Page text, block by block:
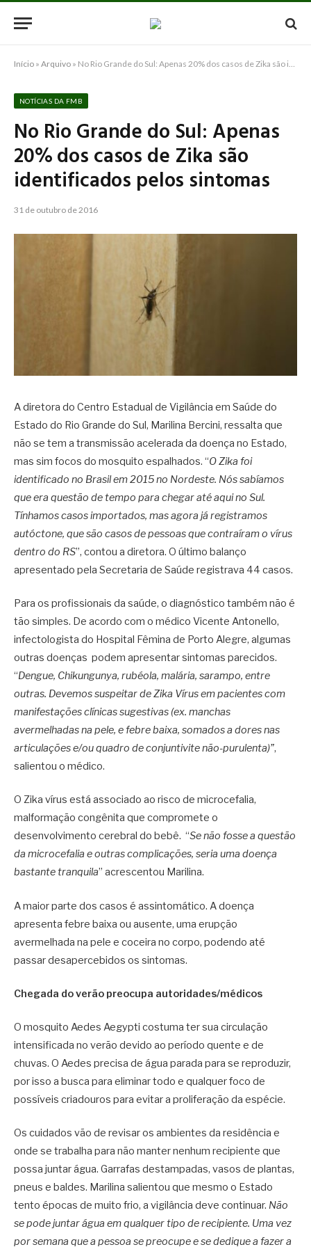
Início » Arquivo » No Rio Grande do Sul: Apenas 20% dos casos de Zika são identificados pelos sintomas
NOTÍCIAS DA FMB
No Rio Grande do Sul: Apenas
20% dos casos de Zika são
identificados pelos sintomas
31 de outubro de 2016
A diretora do Centro Estadual de Vigilância em Saúde do
Estado do Rio Grande do Sul, Marilina Bercini, ressalta que
não se tem a transmissão acelerada da doença no Estado,
mas sim focos do mosquito espalhados. “O Zika foi
identificado no Brasil em 2015 no Nordeste. Nós sabíamos
que era questão de tempo para chegar até aqui no Sul.
Tínhamos casos importados, mas agora já registramos
autóctone, que são casos de pessoas que contraíram o vírus
dentro do RS”, contou a diretora. O último balanço
apresentado pela Secretaria de Saúde registrava 44 casos.
Para os profissionais da saúde, o diagnóstico também não é
tão simples. De acordo com o médico Vicente Antonello,
infectologista do Hospital Fêmina de Porto Alegre, algumas
outras doenças podem apresentar sintomas parecidos.
“Dengue, Chikungunya, rubéola, malária, sarampo, entre
outras. Devemos suspeitar de Zika Vírus em pacientes com
manifestações clínicas sugestivas (ex. manchas
avermelhadas na pele, e febre baixa, somados a dores nas
articulações e/ou quadro de conjuntivite não-purulenta)”,
salientou o médico.
O Zika vírus está associado ao risco de microcefalia,
malformação congênita que compromete o
desenvolvimento cerebral do bebê. “Se não fosse a questão
da microcefalia e outras complicações, seria uma doença
bastante tranquila” acrescentou Marilina.
A maior parte dos casos é assintomático. A doença
apresenta febre baixa ou ausente, uma erupção
avermelhada na pele e coceira no corpo, podendo até
passar desapercebidos os sintomas.
Chegada do verão preocupa autoridades/médicos
O mosquito Aedes Aegypti costuma ter sua circulação
intensificada no verão devido ao período quente e de
chuvas. O Aedes precisa de água parada para se reproduzir,
por isso a busca para eliminar todo e qualquer foco de
possíveis criadouros para evitar a proliferação da espécie.
Os cuidados vão de revisar os ambientes da residência e
onde se trabalha para não manter nenhum recipiente que
possa juntar água. Garrafas destampadas, vasos de plantas,
pneus e baldes. Marilina salientou que mesmo o Estado
tento épocas de muito frio, a vigilância deve continuar. Não
se pode juntar água em qualquer tipo de recipiente. Uma vez
por semana que a pessoa se preocupe e se dedique a fazer a